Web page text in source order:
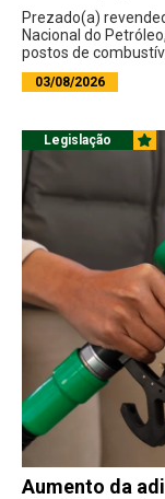
Prezado(a)
Nacional do
postos de
03/08/2026
Legislação
Aumento da